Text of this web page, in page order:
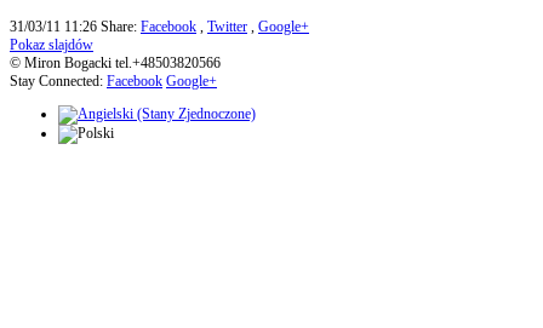
31/03/11 11:26 Share: Facebook , Twitter , Google+
Pokaz slajdów
© Miron Bogacki tel.+48503820566
Stay Connected: Facebook Google+